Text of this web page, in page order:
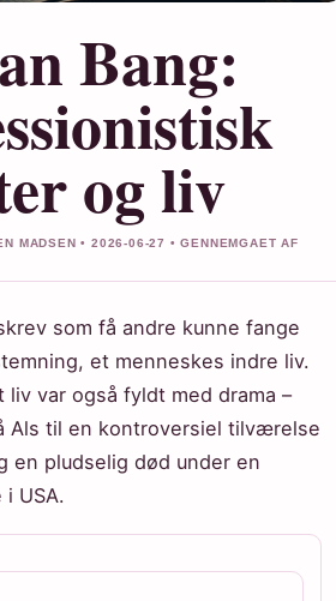
Bang:
og liv
MADSEN • 2026-06-27 • GENNEMGAET AF
som få andre kunne fange
et menneskes indre liv.
liv var også fyldt med drama –
Als til en kontroversiel tilværelse
en pludselig død under en
USA.